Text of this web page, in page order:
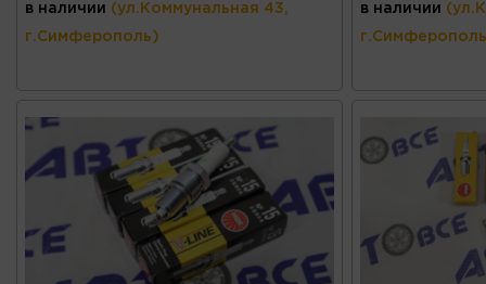
в наличии (ул.Коммунальная 43,
г.Симферополь)
в наличии